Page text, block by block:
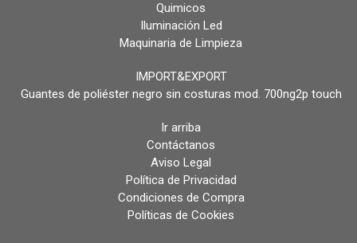
Quimicos
Iluminación Led
Maquinaria de Limpieza
IMPORT&EXPORT
Guantes de poliéster negro sin costuras mod. 700ng2p touch
Ir arriba
Contáctanos
Aviso Legal
Política de Privacidad
Condiciones de Compra
Políticas de Cookies